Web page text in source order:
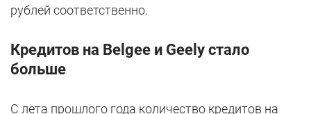
рублей соответственно.
Кредитов на Belgee и Geely стало
больше
С лета прошлого года количество кредитов на